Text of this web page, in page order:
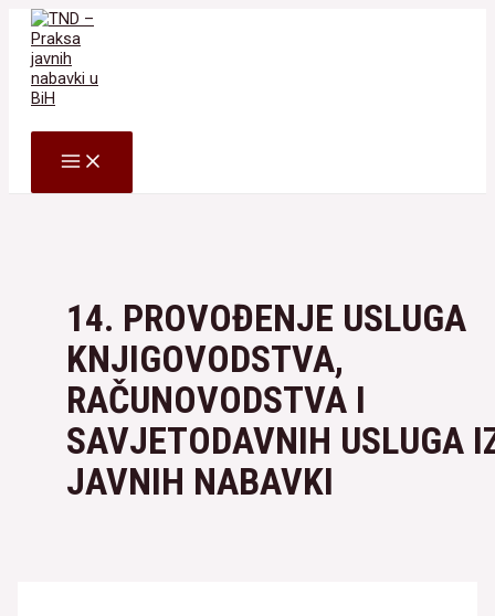
Skip
content
MAIN
MENU
14. PROVOĐENJE USLUGA
KNJIGOVODSTVA,
RAČUNOVODSTVA I
SAVJETODAVNIH USLUGA
JAVNIH NABAVKI